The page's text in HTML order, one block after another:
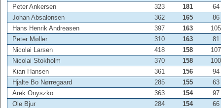
Peter Ankersen
323 181
64
Johan Absalonsen
362 165
86
Hans Henrik Andreasen
397 163
105
Peter Møller
310 163
81
Nicolai Larsen
418 158
107
Nicolai Stokholm
370 158
100
Kian Hansen
361 156
94
Hjalte Bo Nørregaard
285 155
63
Arek Onyszko
363 154
97
Ole Bjur
284 154
66